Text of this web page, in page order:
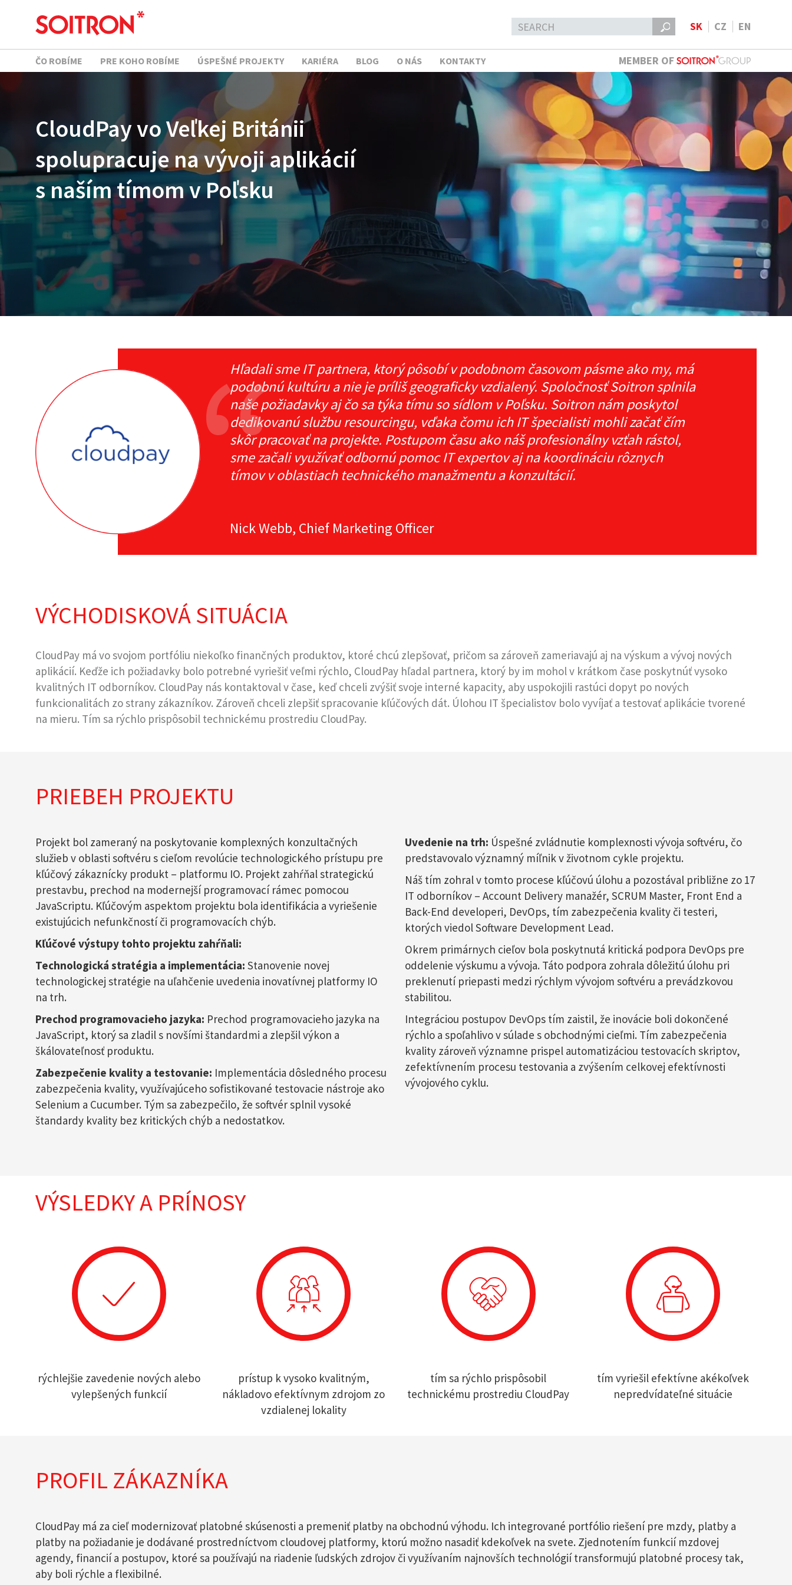
SK CZ EN
ČO ROBÍME PRE KOHO ROBÍME ÚSPEŠNÉ PROJEKTY KARIÉRA BLOG O NÁS KONTAKTY MEMBER OF
CloudPay vo Veľkej Británii
spolupracuje na vývoji aplikácií
s naším tímom v Poľsku
Hľadali sme IT partnera, ktorý pôsobí v podobnom časovom pásme ako my, má
podobnú kultúru a nie je príliš geograficky vzdialený. Spoločnosť Soitron splnila
naše požiadavky aj čo sa týka tímu so sídlom v Poľsku. Soitron nám poskytol
dedikovanú službu resourcingu, vďaka čomu ich IT špecialisti mohli začať čím
skôr pracovať na projekte. Postupom času ako náš profesionálny vzťah rástol,
sme začali využívať odbornú pomoc IT expertov aj na koordináciu rôznych
tímov v oblastiach technického manažmentu a konzultácií.
Nick Webb, Chief Marketing Officer
VÝCHODISKOVÁ SITUÁCIA
CloudPay má vo svojom portfóliu niekoľko finančných produktov, ktoré chcú zlepšovať, pričom sa zároveň zameriavajú aj na výskum a vývoj nových
aplikácií. Keďže ich požiadavky bolo potrebné vyriešiť veľmi rýchlo, CloudPay hľadal partnera, ktorý by im mohol v krátkom čase poskytnúť vysoko
kvalitných IT odborníkov. CloudPay nás kontaktoval v čase, keď chceli zvýšiť svoje interné kapacity, aby uspokojili rastúci dopyt po nových
funkcionalitách zo strany zákazníkov. Zároveň chceli zlepšiť spracovanie kľúčových dát. Úlohou IT špecialistov bolo vyvíjať a testovať aplikácie tvorené
na mieru. Tím sa rýchlo prispôsobil technickému prostrediu CloudPay.
PRIEBEH PROJEKTU
Projekt bol zameraný na poskytovanie komplexných konzultačných
služieb v oblasti softvéru s cieľom revolúcie technologického prístupu pre
kľúčový zákaznícky produkt – platformu IO. Projekt zahŕňal strategickú
prestavbu, prechod na modernejší programovací rámec pomocou
JavaScriptu. Kľúčovým aspektom projektu bola identifikácia a vyriešenie
existujúcich nefunkčností či programovacích chýb.
Kľúčové výstupy tohto projektu zahŕňali:
Technologická stratégia a implementácia: Stanovenie novej
technologickej stratégie na uľahčenie uvedenia inovatívnej platformy IO
na trh.
Prechod programovacieho jazyka: Prechod programovacieho jazyka na
JavaScript, ktorý sa zladil s novšími štandardmi a zlepšil výkon a
škálovateľnosť produktu.
Zabezpečenie kvality a testovanie: Implementácia dôsledného procesu
zabezpečenia kvality, využívajúceho sofistikované testovacie nástroje ako
Selenium a Cucumber. Tým sa zabezpečilo, že softvér splnil vysoké
štandardy kvality bez kritických chýb a nedostatkov.
Uvedenie na trh: Úspešné zvládnutie komplexnosti vývoja softvéru, čo
predstavovalo významný míľnik v životnom cykle projektu.
Náš tím zohral v tomto procese kľúčovú úlohu a pozostával približne zo 17
IT odborníkov – Account Delivery manažér, SCRUM Master, Front End a
Back-End developeri, DevOps, tím zabezpečenia kvality či testeri,
ktorých viedol Software Development Lead.
Okrem primárnych cieľov bola poskytnutá kritická podpora DevOps pre
oddelenie výskumu a vývoja. Táto podpora zohrala dôležitú úlohu pri
preklenutí priepasti medzi rýchlym vývojom softvéru a prevádzkovou
stabilitou.
Integráciou postupov DevOps tím zaistil, že inovácie boli dokončené
rýchlo a spoľahlivo v súlade s obchodnými cieľmi. Tím zabezpečenia
kvality zároveň významne prispel automatizáciou testovacích skriptov,
zefektívnením procesu testovania a zvýšením celkovej efektívnosti
vývojového cyklu.
VÝSLEDKY A PRÍNOSY
rýchlejšie zavedenie nových alebo
vylepšených funkcií
prístup k vysoko kvalitným,
nákladovo efektívnym zdrojom zo
vzdialenej lokality
tím sa rýchlo prispôsobil
technickému prostrediu CloudPay
tím vyriešil efektívne akékoľvek
nepredvídateľné situácie
PROFIL ZÁKAZNÍKA
CloudPay má za cieľ modernizovať platobné skúsenosti a premeniť platby na obchodnú výhodu. Ich integrované portfólio riešení pre mzdy, platby a
platby na požiadanie je dodávané prostredníctvom cloudovej platformy, ktorú možno nasadiť kdekoľvek na svete. Zjednotením funkcií mzdovej
agendy, financií a postupov, ktoré sa používajú na riadenie ľudských zdrojov či využívaním najnovších technológií transformujú platobné procesy tak,
aby boli rýchle a flexibilné.